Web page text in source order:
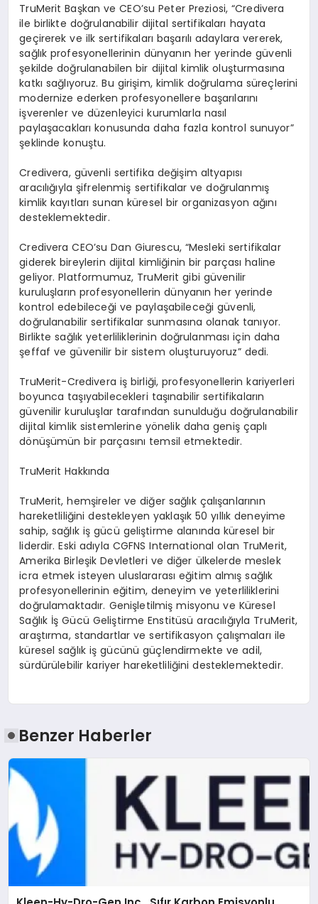
TruMerit Başkan ve CEO’su Peter Preziosi, “Credivera
ile birlikte doğrulanabilir dijital sertifikaları hayata
geçirerek ve ilk sertifikaları başarılıadaylara vererek,
sağlık profesyonellerinin dünyanın her yerinde güvenli
şekilde doğrulanabilen bir dijital kimlik oluşturmasına
katkı sağlıyoruz. Bu girişim, kimlik doğrulama süreçlerini
modernize ederken profesyonellere başarılarını
işverenler ve düzenleyici kurumlarla nasıl
paylaşacaklarıkonusunda daha fazla kontrol sunuyor”
şeklinde konuştu.
Credivera, güvenli sertifika değişim altyapısı
aracılığıyla şifrelenmiş sertifikalar ve doğrulanmış
kimlik kayıtlarısunan küresel bir organizasyon ağını
desteklemektedir.
Credivera CEO’su Dan Giurescu, “Mesleki sertifikalar
giderek bireylerin dijital kimliğinin bir parçasıhaline
geliyor. Platformumuz, TruMerit gibi güvenilir
kuruluşların profesyonellerin dünyanın her yerinde
kontrol edebileceği ve paylaşabileceği güvenli,
doğrulanabilir sertifikalar sunmasına olanak tanıyor.
Birlikte sağlık yeterliliklerinin doğrulanmasıiçin daha
şeffaf ve güvenilir bir sistem oluşturuyoruz” dedi.
TruMerit-Credivera işbirliği, profesyonellerin kariyerleri
boyunca taşıyabilecekleri taşınabilir sertifikaların
güvenilir kuruluşlar tarafından sunulduğu doğrulanabilir
dijital kimlik sistemlerine yönelik daha geniş çaplı
dönüşümün bir parçasını temsil etmektedir.
TruMerit Hakkında
TruMerit, hemşireler ve diğer sağlık çalışanlarının
hareketliliğini destekleyen yaklaşık 50 yıllık deneyime
sahip, sağlık işgücü geliştirme alanında küresel bir
liderdir. Eski adıyla CGFNS International olan TruMerit,
Amerika Birleşik Devletleri ve diğer ülkelerde meslek
icra etmek isteyen uluslararasıeğitim almışsağlık
profesyonellerinin eğitim, deneyim ve yeterliliklerini
doğrulamaktadır. Genişletilmişmisyonu ve Küresel
Sağlık İşGücü Geliştirme Enstitüsüaracılığıyla TruMerit,
araştırma, standartlar ve sertifikasyonçalışmaları ile
küresel sağlık işgücünügüçlendirmekte ve adil,
sürdürülebilir kariyer hareketliliğini desteklemektedir.
Benzer Haberler